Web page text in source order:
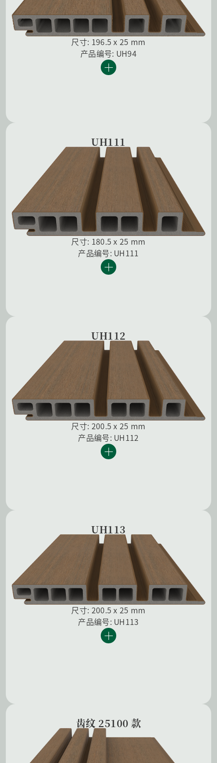
尺寸: 196.5 x 25 mm
产品编号: UH94
UH111
尺寸: 180.5 x 25 mm
产品编号: UH111
UH112
尺寸: 200.5 x 25 mm
产品编号: UH112
UH113
尺寸: 200.5 x 25 mm
产品编号: UH113
齿纹 25100 款